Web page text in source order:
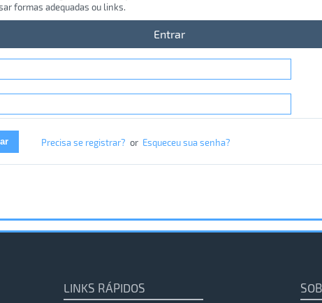
formas adequadas ou links.
Entrar
Precisa se registrar? or Esqueceu sua senha?
LINKS RÁPIDOS